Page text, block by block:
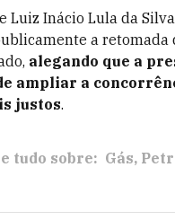
Luiz Inácio Lula da
a retomada
alegando que a
ampliar a
justos.
tudo sobre: Gás